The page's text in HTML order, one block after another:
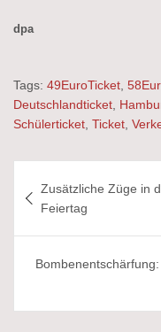
dpa
Tags: 49EuroTicket
Deutschlandticket
Schülerticket Ticket
Zusätzliche Züge in
Feiertag